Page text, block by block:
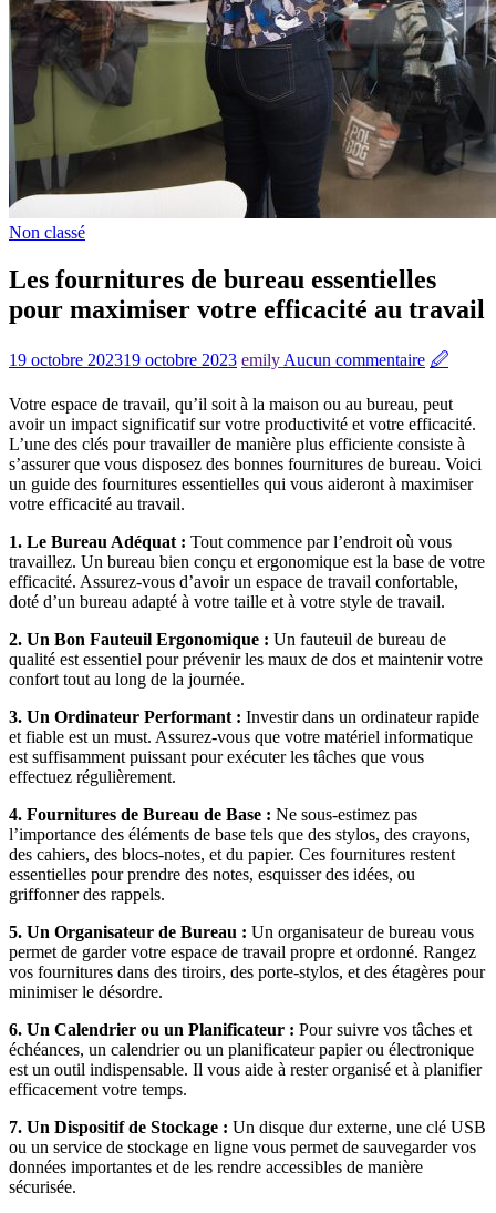
Non classé
Les fournitures de bureau essentielles
pour maximiser votre efficacité au travail
19 octobre 202319 octobre 2023 emily Aucun commentaire 🖉
Votre espace de travail, qu’il soit à la maison ou au bureau, peut
avoir un impact significatif sur votre productivité et votre efficacité.
L’une des clés pour travailler de manière plus efficiente consiste à
s’assurer que vous disposez des bonnes fournitures de bureau. Voici
un guide des fournitures essentielles qui vous aideront à maximiser
votre efficacité au travail.
1. Le Bureau Adéquat : Tout commence par l’endroit où vous
travaillez. Un bureau bien conçu et ergonomique est la base de votre
efficacité. Assurez-vous d’avoir un espace de travail confortable,
doté d’un bureau adapté à votre taille et à votre style de travail.
2. Un Bon Fauteuil Ergonomique : Un fauteuil de bureau de
qualité est essentiel pour prévenir les maux de dos et maintenir votre
confort tout au long de la journée.
3. Un Ordinateur Performant : Investir dans un ordinateur rapide
et fiable est un must. Assurez-vous que votre matériel informatique
est suffisamment puissant pour exécuter les tâches que vous
effectuez régulièrement.
4. Fournitures de Bureau de Base : Ne sous-estimez pas
l’importance des éléments de base tels que des stylos, des crayons,
des cahiers, des blocs-notes, et du papier. Ces fournitures restent
essentielles pour prendre des notes, esquisser des idées, ou
griffonner des rappels.
5. Un Organisateur de Bureau : Un organisateur de bureau vous
permet de garder votre espace de travail propre et ordonné. Rangez
vos fournitures dans des tiroirs, des porte-stylos, et des étagères pour
minimiser le désordre.
6. Un Calendrier ou un Planificateur : Pour suivre vos tâches et
échéances, un calendrier ou un planificateur papier ou électronique
est un outil indispensable. Il vous aide à rester organisé et à planifier
efficacement votre temps.
7. Un Dispositif de Stockage : Un disque dur externe, une clé USB
ou un service de stockage en ligne vous permet de sauvegarder vos
données importantes et de les rendre accessibles de manière
sécurisée.